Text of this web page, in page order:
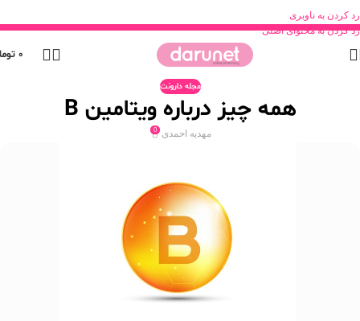
رد کردن به ناوبری
رد کردن به محتوای اصلی
0
مجله دارونت
همه چیز درباره ویتامین B
مهدیه احمدی 0